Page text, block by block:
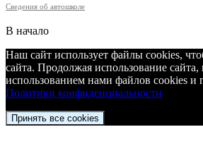
Сведения об автошколе
В начало
Наш сайт использует файлы cookies,
сайта. Продолжая использование сайта,
использованием нами файлов cookies и
Политики конфиденциальности
Принять все cookies